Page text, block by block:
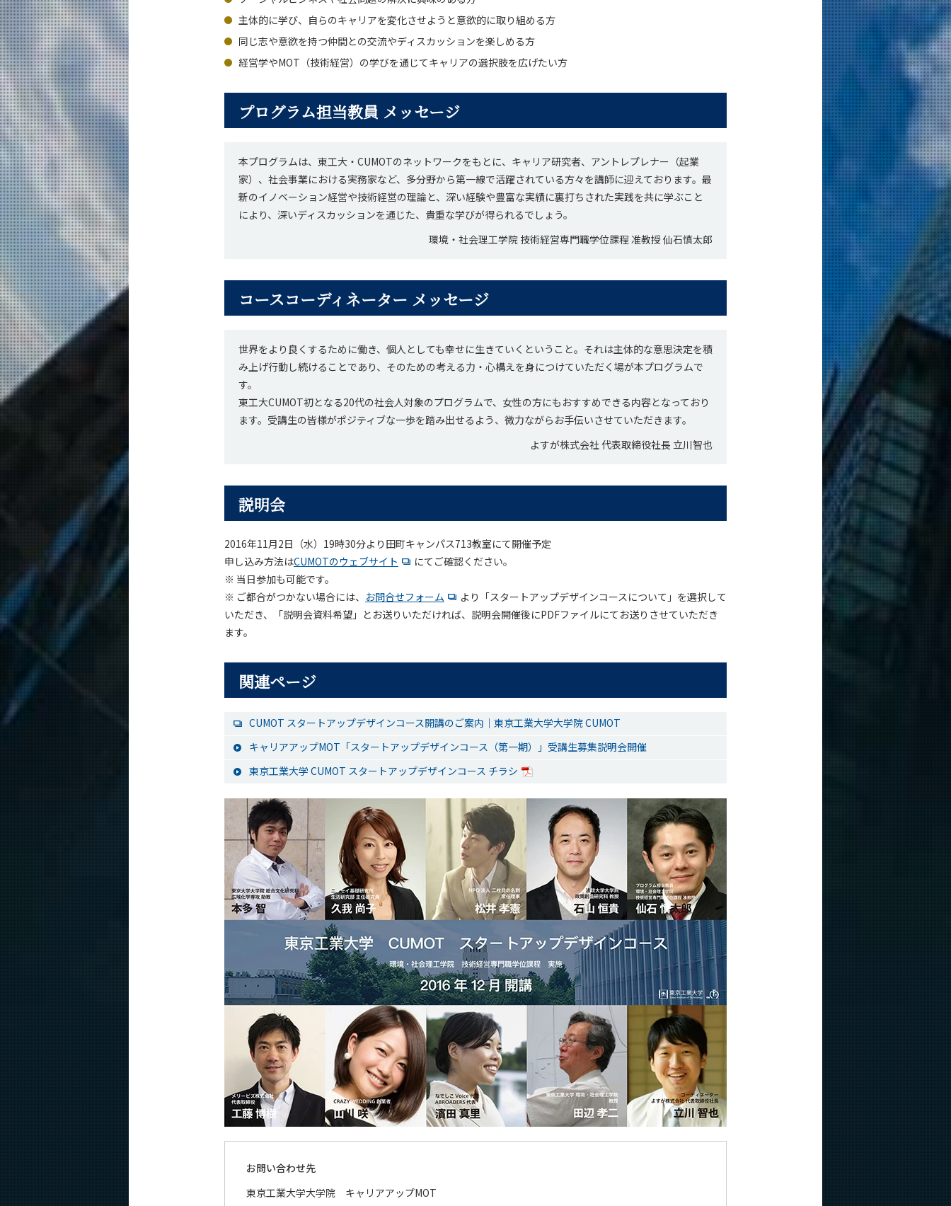
主体的に学び、自らのキャリアを変化させようと意欲的に取り組める方
同じ志や意欲を持つ仲間との交流やディスカッションを楽しめる方
経営学やMOT（技術経営）の学びを通じてキャリアの選択肢を広げたい方
プログラム担当教員 メッセージ
本プログラムは、東工大・CUMOTのネットワークをもとに、キャリア研究者、アントレプレナー（起業
家）、社会事業における実務家など、多分野から第一線で活躍されている方々を講師に迎えております。最
新のイノベーション経営や技術経営の理論と、深い経験や豊富な実績に裏打ちされた実践を共に学ぶこと
により、深いディスカッションを通じた、貴重な学びが得られるでしょう。
環境・社会理工学院 技術経営専門職学位課程 准教授 仙石慎太郎
コースコーディネーター メッセージ
世界をより良くするために働き、個人としても幸せに生きていくということ。それは主体的な意思決定を積
み上げ行動し続けることであり、そのための考える力・心構えを身につけていただく場が本プログラムで
す。
東工大CUMOT初となる20代の社会人対象のプログラムで、女性の方にもおすすめできる内容となっており
ます。受講生の皆様がポジティブな一歩を踏み出せるよう、微力ながらお手伝いさせていただきます。
よすが株式会社 代表取締役社長 立川智也
説明会
2016年11月2日（水）19時30分より田町キャンパス713教室にて開催予定
申し込み方法はCUMOTのウェブサイト
にてご確認ください。
※ 当日参加も可能です。
※ ご都合がつかない場合には、 お問合せフォーム
より「スタートアップデザインコースについて」を選択して
いただき、「説明会資料希望」とお送りいただければ、説明会開催後にPDFファイルにてお送りさせていただき
ます。
関連ページ
CUMOT スタートアップデザインコース開講のご案内｜東京工業大学大学院 CUMOT
キャリアアップMOT「スタートアップデザインコース（第一期）」受講生募集説明会開催
東京工業大学 CUMOT スタートアップデザインコース チラシ
お問い合わせ先
東京工業大学大学院 キャリアアップMOT